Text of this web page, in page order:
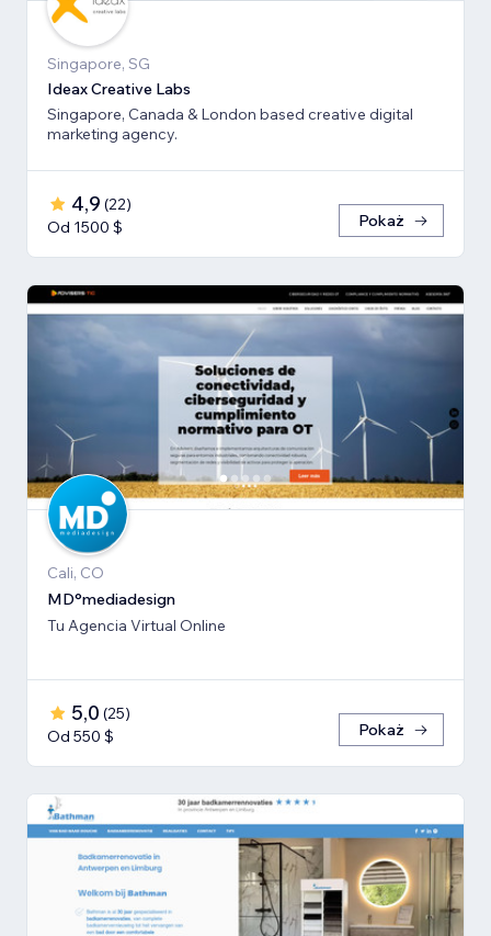
Singapore, SG
Ideax Creative Labs
Singapore, Canada & London based creative digital
marketing agency.
4,9 (22)
Od 1500 $
Pokaż
Cali, CO
MD°mediadesign
Tu Agencia Virtual Online
5,0 (25)
Od 550 $
Pokaż